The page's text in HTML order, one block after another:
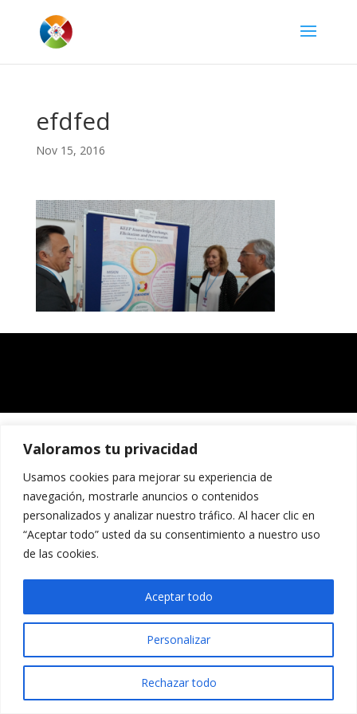
Valoramos tu privacidad
Usamos cookies para mejorar su experiencia de
navegación, mostrarle anuncios o contenidos
personalizados y analizar nuestro tráfico. Al hacer clic en
“Aceptar todo” usted da su consentimiento a nuestro uso
de las cookies.
Personalizar
Rechazar todo
Aceptar todo
efdfed
Nov 15, 2016